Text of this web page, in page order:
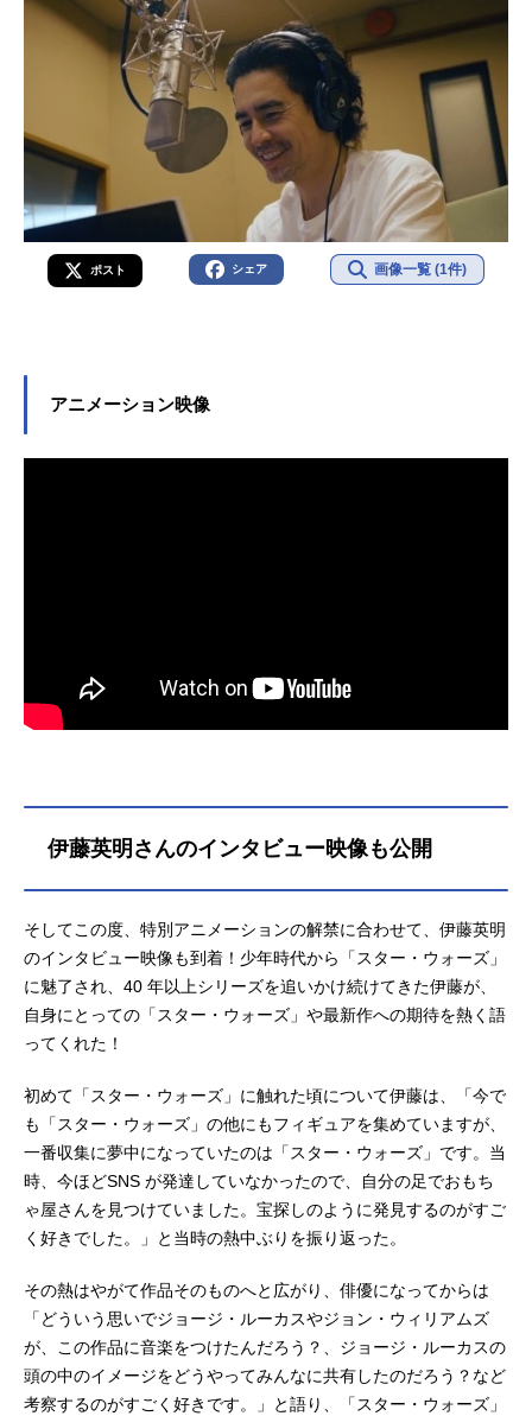
ポスト シェア 画像一覧 (1件)
アニメーション映像
伊藤英明さんのインタビュー映像も公開
そしてこの度、特別アニメーションの解禁に合わせて、伊藤英明
のインタビュー映像も到着！少年時代から「スター・ウォーズ」
に魅了され、40 年以上シリーズを追いかけ続けてきた伊藤が、
自身にとっての「スター・ウォーズ」や最新作への期待を熱く語
ってくれた！
初めて「スター・ウォーズ」に触れた頃について伊藤は、「今で
も「スター・ウォーズ」の他にもフィギュアを集めていますが、
一番収集に夢中になっていたのは「スター・ウォーズ」です。当
時、今ほどSNS が発達していなかったので、自分の足でおもち
ゃ屋さんを見つけていました。宝探しのように発見するのがすご
く好きでした。」と当時の熱中ぶりを振り返った。
その熱はやがて作品そのものへと広がり、俳優になってからは
「どういう思いでジョージ・ルーカスやジョン・ウィリアムズ
が、この作品に音楽をつけたんだろう？、ジョージ・ルーカスの
頭の中のイメージをどうやってみんなに共有したのだろう？など
考察するのがすごく好きです。」と語り、「スター・ウォーズ」